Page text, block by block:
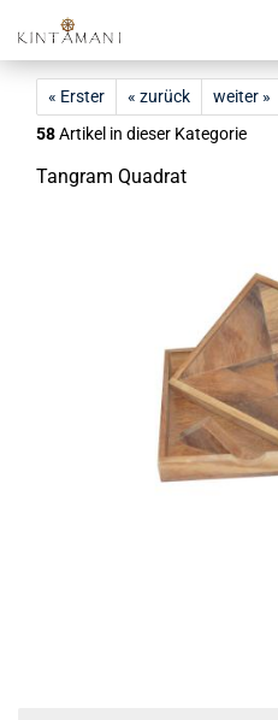
« Erster « zurück weiter »
58Artikel in dieser Kategorie
Tang­ram Qua­drat